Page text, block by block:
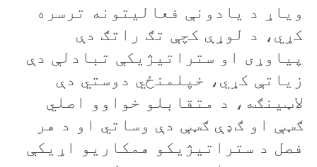
وياړ د يادونې فعاليتونه ترسره
کړي، د لوړې کچې تګ راتګ دې
پياوړی او ستراتيژيکې تبادلې دې
زياتې کړي، خپلمنځي دوستي دې
لاټينګه، د متقابلو خواوو اصلي
ګټې او ګډې ګټې دې وساتي او د هر
فصل د ستراتيژيکو همکاريو اړيکې